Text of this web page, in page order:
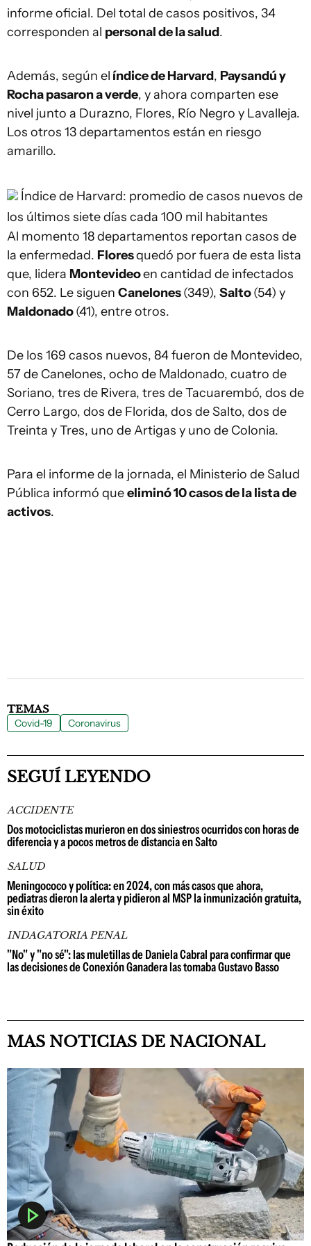
informe oficial. Del total de casos positivos, 34
corresponden al personal de la salud.
Además, según el índice de Harvard, Paysandú y
Rocha pasaron a verde, y ahora comparten ese
nivel junto a Durazno, Flores, Río Negro y Lavalleja.
Los otros 13 departamentos están en riesgo
amarillo.
Índice de Harvard: promedio de casos nuevos de
los últimos siete días cada 100 mil habitantes
Al momento 18 departamentos reportan casos de
la enfermedad. Floresquedó por fuera de esta lista
que, lidera Montevideoen cantidad de infectados
con 652. Le siguen Canelones(349), Salto(54) y
Maldonado(41), entre otros.
De los 169 casos nuevos, 84 fueron de Montevideo,
57 de Canelones, ocho de Maldonado, cuatro de
Soriano, tres de Rivera, tres de Tacuarembó, dos de
Cerro Largo, dos de Florida, dos de Salto, dos de
Treinta y Tres, uno de Artigas y uno de Colonia.
Para el informe de la jornada, el Ministerio de Salud
Pública informó queeliminó 10 casos de la lista de
activos.
TEMAS
Covid-19 Coronavirus
SEGUÍ LEYENDO
ACCIDENTE
Dos motociclistas murieron en dos siniestros ocurridos con horas de
diferencia y a pocos metros de distancia en Salto
SALUD
Meningococo y política: en 2024, con más casos que ahora,
pediatras dieron la alerta y pidieron al MSP la inmunización gratuita,
sin éxito
INDAGATORIA PENAL
"No" y "no sé": las muletillas de Daniela Cabral para confirmar que
las decisiones de Conexión Ganadera las tomaba Gustavo Basso
MAS NOTICIAS DE NACIONAL